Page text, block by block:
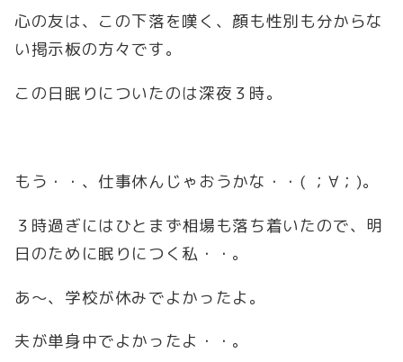
心の友は、この下落を嘆く、顔も性別も分からな
い掲示板の方々です。
この日眠りについたのは深夜３時。
もう・・、仕事休んじゃおうかな・・( ；∀；)。
３時過ぎにはひとまず相場も落ち着いたので、明
日のために眠りにつく私・・。
あ～、学校が休みでよかったよ。
夫が単身中でよかったよ・・。